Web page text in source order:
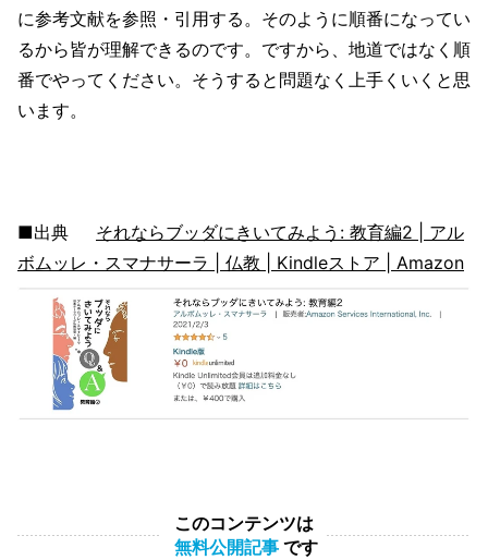
に参考文献を参照・引用する。そのように順番になってい
るから皆が理解できるのです。ですから、地道ではなく順
番でやってください。そうすると問題なく上手くいくと思
います。
■出典 それならブッダにきいてみよう: 教育編2 | アル
ボムッレ・スマナサーラ | 仏教 | Kindleストア | Amazon
このコンテンツは
無料公開記事 です